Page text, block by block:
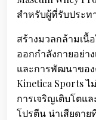
สำหรับผู้ที่รับประท
สร้างมวลกล้ามเนื้
ออกกำลังกายอย่า
และการพัฒนาขอ
Kinetica Sports
การเจริญเติบโตแ
โปรตีน น่าเสียดาย